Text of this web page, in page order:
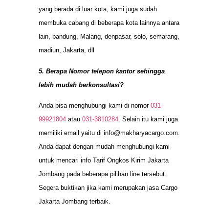
yang berada di luar kota, kami juga sudah
membuka cabang di beberapa kota lainnya antara
lain, bandung, Malang, denpasar, solo, semarang,
madiun, Jakarta, dll
5. Berapa Nomor telepon kantor sehingga
lebih mudah berkonsultasi?
Anda bisa menghubungi kami di nomor 031-
99921804 atau 031-3810284. Selain itu kami juga
memiliki email yaitu di info@makharyacargo.com.
Anda dapat dengan mudah menghubungi kami
untuk mencari info Tarif Ongkos Kirim Jakarta
Jombang pada beberapa pilihan line tersebut.
Segera buktikan jika kami merupakan jasa Cargo
Jakarta Jombang terbaik.